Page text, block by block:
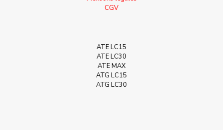
CGV
ATE LC15
ATE LC30
ATE MAX
ATG LC15
ATG LC30